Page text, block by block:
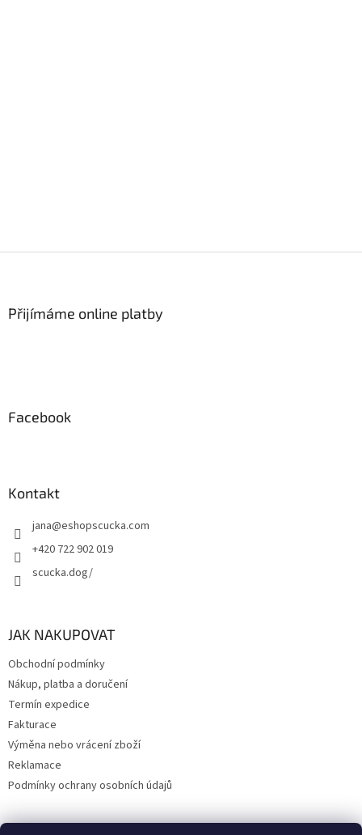
Přijímáme online platby
Facebook
Kontakt
jana@eshopscucka.com
+420 722 902 019
scucka.dog/
JAK NAKUPOVAT
Obchodní podmínky
Nákup, platba a doručení
Termín expedice
Fakturace
Výměna nebo vrácení zboží
Reklamace
Podmínky ochrany osobních údajů